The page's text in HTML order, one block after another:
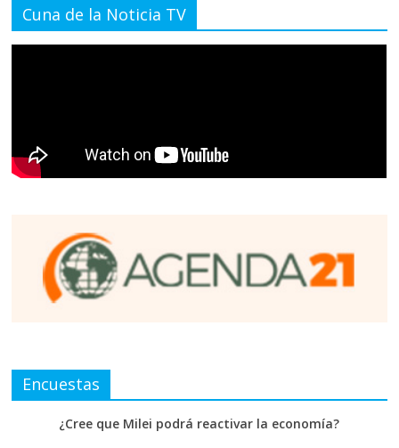
Cuna de la Noticia TV
Encuestas
¿Cree que Milei podrá reactivar la economía?